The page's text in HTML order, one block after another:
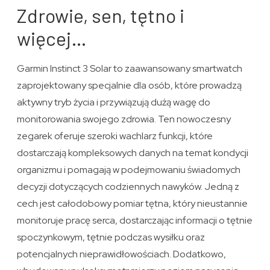
Zdrowie, sen, tętno i
więcej…
Garmin Instinct 3 Solar to zaawansowany smartwatch
zaprojektowany specjalnie dla osób, które prowadzą
aktywny tryb życia i przywiązują dużą wagę do
monitorowania swojego zdrowia. Ten nowoczesny
zegarek oferuje szeroki wachlarz funkcji, które
dostarczają kompleksowych danych na temat kondycji
organizmu i pomagają w podejmowaniu świadomych
decyzji dotyczących codziennych nawyków. Jedną z
cech jest całodobowy pomiar tętna, który nieustannie
monitoruje pracę serca, dostarczając informacji o tętnie
spoczynkowym, tętnie podczas wysiłku oraz
potencjalnych nieprawidłowościach. Dodatkowo,